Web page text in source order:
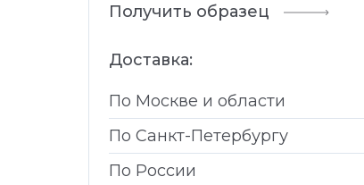
Получить образец
Доставка:
По Москве и области
По Санкт-Петербургу
По России